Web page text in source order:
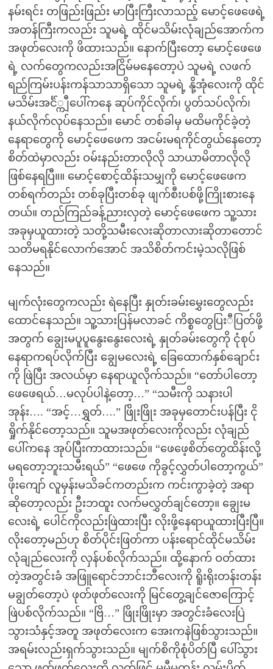
နမ်းရင်း တဖြည်းဖြည်း မာပြီးကြီးလာသည့် မောင့်ဖေဖေရဲ့
အတန်ကြီးကလည်း သူမရဲ့ ထိုင်မသိမ်းလုံချည်အောက်က
အဖုတ်လေးကို ဖိထားသည်။ နောက်ပြီးတော့ မောင့်ဖေဖေ
ရဲ့ လက်တွေကလည်းအငြိမ်မနေတော့ပဲ သူမရဲ့ လဖက်
ရည်ကြမ်းပန်းကန်သာသာရှိသော သူမရဲ့ နို့အုံလေးကို ထိုင်
မသိမ်းအင်္င်္ကျီပေါ်ကနေ ဆုပ်ကိုင်လိုက်၊ ပွတ်သပ်လိုက်၊
နယ်လိုက်လုပ်နေသည်။ မောင် တစ်ခါမှ မထိမကိုင်ခဲ့တဲ့
နေရာတွေကို မောင့်ဖေဖေက အငမ်းမရကိုင်တွယ်နေတော့
စိတ်ထဲမှာလည်း ဝမ်းနည်းတာလိုလို သာယာမိတာလိုလို
ဖြစ်နေရပြီ။။ မောင့်စောင့်ထိန်းသမျှကို မောင့်ဖေဖေက
တစ်ရက်တည်း တစ်ခုပြီးတစ်ခု ဖျက်စီးပစ်ဖို့ကြိုးစားနေ
တယ်။ တည်ကြည်ခန့်ညားလှတဲ့ မောင့်ဖေဖေက သူ့သား
အခုမှယူထားတဲ့ သတို့သမီးလေးဆိုတာလားဆိုတာတောင်
သတိမရနိုင်လောက်အောင် အသိစိတ်ကင်းမဲ့သလိုဖြစ်
နေသည်။
မျက်လုံးတွေကလည်း ရဲနေပြီး နှုတ်းခမ်းမွှေးတွေလည်း
ထောင်နေသည်။ သူ့သားပြန်မလာခင် ကိစ္စတွေပြးီပြတ်ဖို့
အတွက် ချွေးမပူပူနွေးနွေးလေးရဲ့ နှုတ်ခမ်းတွေကို ငုံစုပ်
နေရာကရပ်လိုက်ပြီး ချွေမလေးရဲ့ ခြေထောက်နှစ်ချောင်း
ကို ဖြဲပြီး အလယ်မှာ နေရာယူလိုက်သည်။ “တော်ပါတော့
ဖေဖေရယ်…မလုပ်ပါနဲ့တော့…” “သမီးကို သနားပါ
အုန်း…. “အင့်…ရွှတ်….” ဖြိုးဖြိုး အခုမှတောင်းပန်ပြီး ငို
ရှိုက်နိုင်တော့သည်။ သူမအဖုတ်လေးကိုလည်း လုံချည်
ပေါ်ကနေ အုပ်ပြီးကာထားသည်။ “ဖေဖေ့စိတ်တွေထိန်းလို့
မရတော့ဘူးသမီးရယ်” “ဖေဖေ ကိုခွင့်လွှတ်ပါတော့ကွယ်”
ဖိုးကျော် လူမှန်းမသိခင်ကတည်းက ကင်းကွာခဲ့တဲ့ အရာ
ဆိုတော့လည်း ဦးဘထူး လက်မလွှတ်ချင်တော့။ ချွေးမ
လေးရဲ့ ပေါင်ကိုလည်းဖြဲထားပြီး လိုးဖို့နေရာယူထားပြီးပြီ။
လိုးတော့မည်ဟု စိတ်ပိုင်းဖြတ်ကာ ပန်းရောင်ထိုင်မသိမ်း
လုံချည်လေးကို လှန်ပစ်လိုက်သည်။ ထို့နောက် ဝတ်ထား
တဲ့အတွင်းခံ အဖြူရောင်ဘာင်းဘီလေးကို ရိူးရိုးတန်းတန်း
မချွတ်တော့ပဲ ဖုတ်ဖုတ်လေးကို မြင်တွေ့ချင်ဇောကြောင့်
ဖြဲပစ်လိုက်သည်။ “ဗြိ…” ဖြိုးဖြိုးမှာ အတွင်းခံလေးပြဲ
သွားသံနှင့်အတူ အဖုတ်လေးက အေးကနဲဖြစ်သွားသည်။
အရမ်းလည်းရှက်သွားသည်။ မျက်စိကိုစုံပိတ်ပြီ ပေါ်သွား